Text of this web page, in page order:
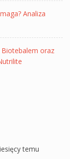
Analiza
oraz
temu